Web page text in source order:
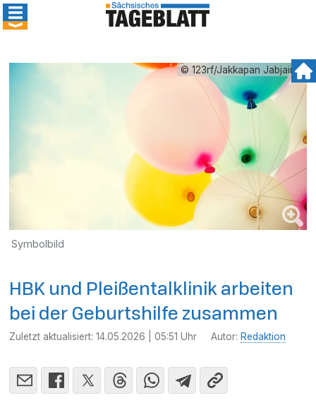
© 123rf/Jakkapan Jabjainai
Symbolbild
HBK und Pleißentalklinik arbeiten
bei der Geburtshilfe zusammen
Zuletzt aktualisiert:14.05.2026 | 05:51 Uhr Autor: Redaktion